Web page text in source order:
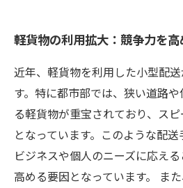
軽貨物の利用拡大：競争力を
近年、軽貨物を利用した小型配
す。特に都市部では、狭い道路
る軽貨物が重宝されており、ス
となっています。このような配
ビジネスや個人のニーズに応え
高める要因となっています。 ま